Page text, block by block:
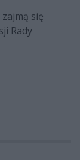
się
Rady